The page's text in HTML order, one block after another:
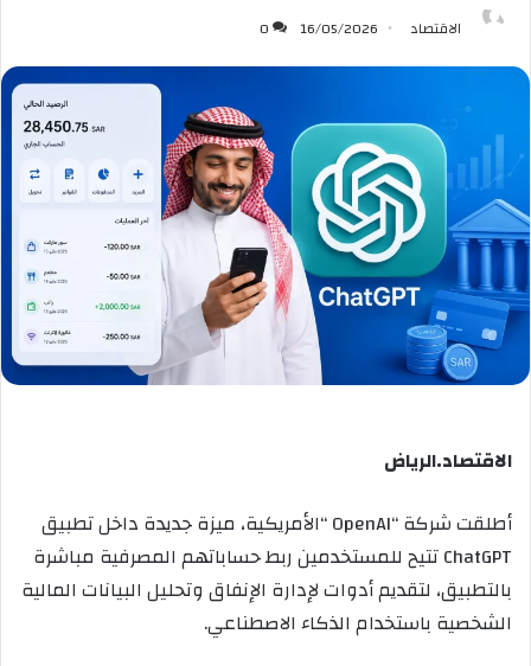
الاقتصاد 16/05/2026
0
الاقتصاد.الرياض
أطلقت شركة “OpenAI “الأمريكية، ميزة جديدة داخل تطبيق
ChatGPT تتيح للمستخدمين ربط حساباتهم المصرفية مباشرة
بالتطبيق، لتقديم أدوات لإدارة الإنفاق وتحليل البيانات المالية
الشخصية باستخدام الذكاء الاصطناعي.